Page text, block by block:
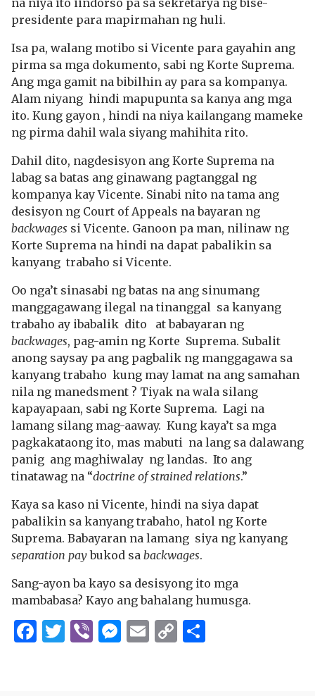
na niya ito iindorso pa sa sekretarya ng bise-
presidente para mapirmahan ng huli.
Isa pa, walang motibo si Vicente para gayahin ang
pirma sa mga dokumento, sabi ng Korte Suprema.
Ang mga gamit na bibilhin ay para sa kompanya.
Alam niyang hindi mapupunta sa kanya ang mga
ito. Kung gayon , hindi na niya kailangang mameke
ng pirma dahil wala siyang mahihita rito.
Dahil dito, nagdesisyon ang Korte Suprema na
labag sa batas ang ginawang pagtanggal ng
kompanya kay Vicente. Sinabi nito na tama ang
desisyon ng Court of Appeals na bayaran ng
backwages si Vicente. Ganoon pa man, nilinaw ng
Korte Suprema na hindi na dapat pabalikin sa
kanyang trabaho si Vicente.
Oo nga’t sinasabi ng batas na ang sinumang
manggagawang ilegal na tinanggal sa kanyang
trabaho ay ibabalik dito at babayaran ng
backwages, pag-amin ng Korte Suprema. Subalit
anong saysay pa ang pagbalik ng manggagawa sa
kanyang trabaho kung may lamat na ang samahan
nila ng manedsment ? Tiyak na wala silang
kapayapaan, sabi ng Korte Suprema. Lagi na
lamang silang mag-aaway. Kung kaya’t sa mga
pagkakataong ito, mas mabuti na lang sa dalawang
panig ang maghiwalay ng landas. Ito ang
tinatawag na “doctrine of strained relations.”
Kaya sa kaso ni Vicente, hindi na siya dapat
pabalikin sa kanyang trabaho, hatol ng Korte
Suprema. Babayaran na lamang siya ng kanyang
separation paybukod sa backwages.
Sang-ayon ba kayo sa desisyong ito mga
mambabasa? Kayo ang bahalang humusga.
Facebook
Twitter
ViberMessenger
Email
Copy